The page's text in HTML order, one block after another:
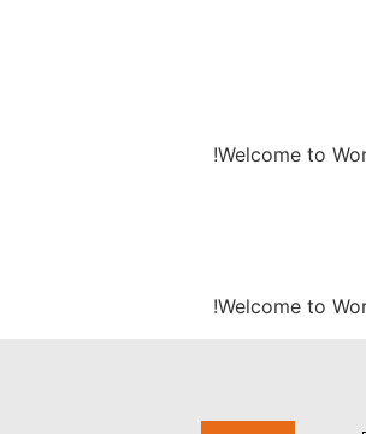
Welcome to
Welcome to